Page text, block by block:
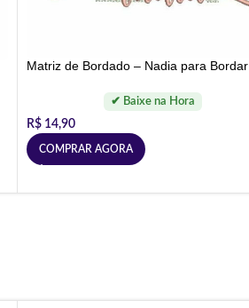
Matriz de Bordado – Nadia para Bordar
R$ 14,90
COMPRAR AGORA